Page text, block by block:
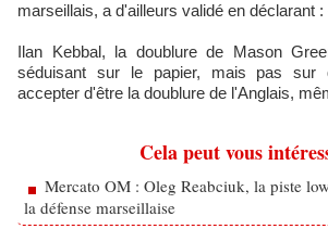
marseillais, a d'ailleurs validé en déclarant :
Ilan Kebbal, la doublure de Mason
séduisant sur le papier, mais pas sur
accepter d'être la doublure de l'Anglais,
Cela peut vous
Mercato OM : Oleg Reabciuk, la piste
la défense marseillaise